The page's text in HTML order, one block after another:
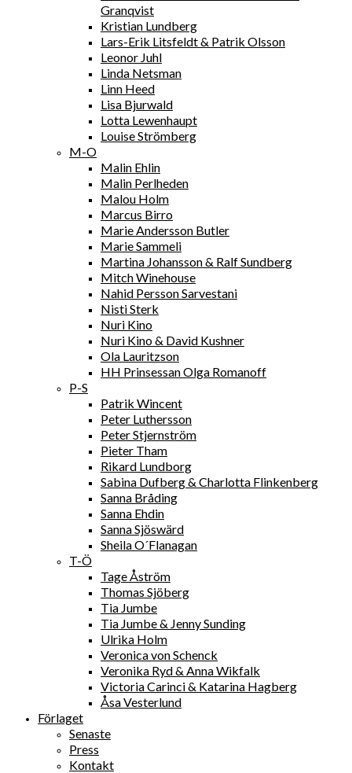
Granqvist
Kristian Lundberg
Lars-Erik Litsfeldt & Patrik Olsson
Leonor Juhl
Linda Netsman
Linn Heed
Lisa Bjurwald
Lotta Lewenhaupt
Louise Strömberg
M-O
Malin Ehlin
Malin Perlheden
Malou Holm
Marcus Birro
Marie Andersson Butler
Marie Sammeli
Martina Johansson & Ralf Sundberg
Mitch Winehouse
Nahid Persson Sarvestani
Nisti Sterk
Nuri Kino
Nuri Kino & David Kushner
Ola Lauritzson
HH Prinsessan Olga Romanoff
P-S
Patrik Wincent
Peter Luthersson
Peter Stjernström
Pieter Tham
Rikard Lundborg
Sabina Dufberg & Charlotta Flinkenberg
Sanna Bråding
Sanna Ehdin
Sanna Sjöswärd
Sheila O´Flanagan
T-Ö
Tage Åström
Thomas Sjöberg
Tia Jumbe
Tia Jumbe & Jenny Sunding
Ulrika Holm
Veronica von Schenck
Veronika Ryd & Anna Wikfalk
Victoria Carinci & Katarina Hagberg
Åsa Vesterlund
Förlaget
Senaste
Press
Kontakt